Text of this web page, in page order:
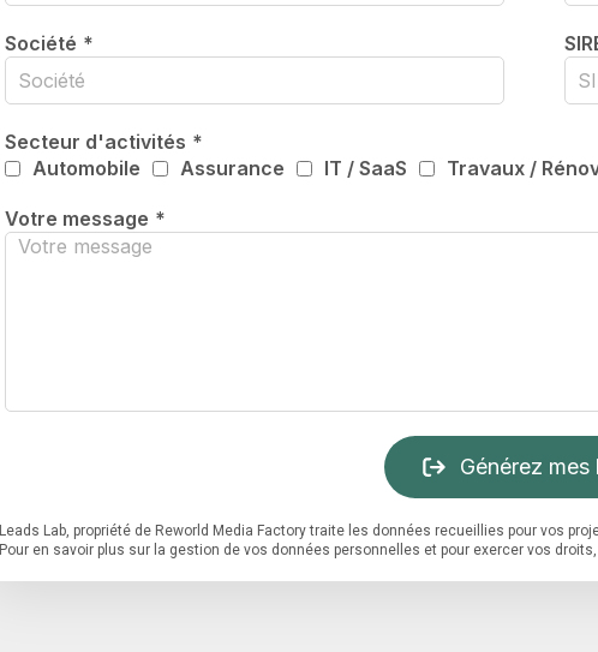
Société *
Secteur d'activités *
Automobile
Assurance IT / SaaS Travaux /
Votre message *
Générez mes
Leads Lab, propriété de Reworld Media Factory traite les données recueillies pour vos
Pour en savoir plus sur la gestion de vos données personnelles et pour exercer vos